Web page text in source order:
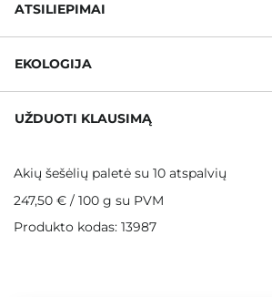
ATSILIEPIMAI
EKOLOGIJA
UŽDUOTI KLAUSIMĄ
Akių šešėlių paletė su 10 atspalvių
247,50 € / 100 g su PVM
Produkto kodas: 13987